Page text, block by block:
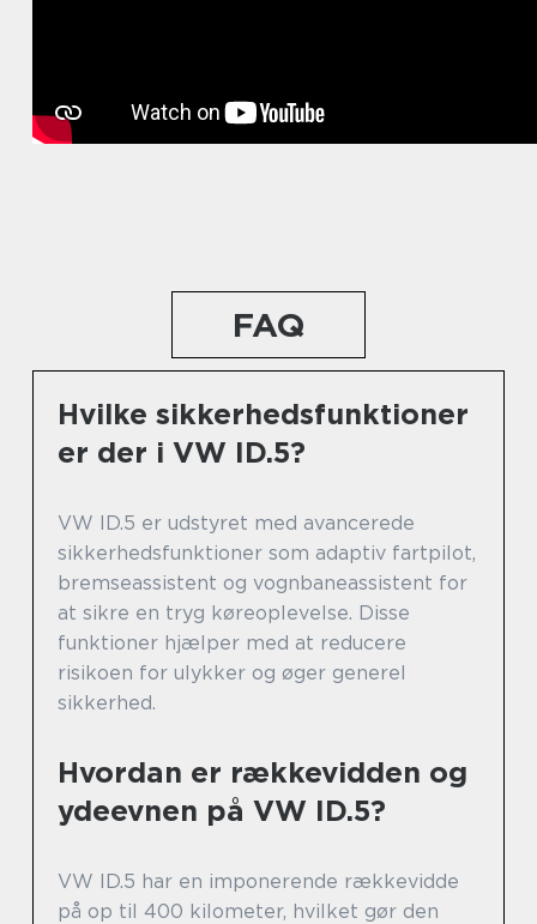
FAQ
Hvilke sikkerhedsfunktioner
er der i VW ID.5?
VW ID.5 er udstyret med avancerede
sikkerhedsfunktioner som adaptiv fartpilot,
bremseassistent og vognbaneassistent for
at sikre en tryg køreoplevelse. Disse
funktioner hjælper med at reducere
risikoen for ulykker og øger generel
sikkerhed.
Hvordan er rækkevidden og
ydeevnen på VW ID.5?
VW ID.5 har en imponerende rækkevidde
på op til 400 kilometer, hvilket gør den